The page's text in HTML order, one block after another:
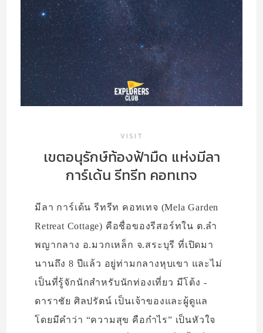
VISIT
เขตอนุรักษ์ท้องฟ้ามืด แห่งมีลา
การ์เด้น รีทรีท คอทเทจ
มีลา การ์เด้น รีทรีท คอทเทจ (Mela Garden
Retreat Cottage) คือชื่อของรีสอร์ทใน ต.ลำ
พญากลาง อ.มวกเหล็ก จ.สระบุรี ที่เปิดมา
นานถึง 8 ปีแล้ว อยู่ท่ามกลางหุบเขา และไม่
เป็นที่รู้จักนักสำหรับนักท่องเที่ยว มีโต้ง -
ดาราชัย ศิลปรัตน์ เป็นเจ้าของและผู้ดูแล
โดยมีคำว่า “ความสุข คือกำไร” เป็นหัวใจ